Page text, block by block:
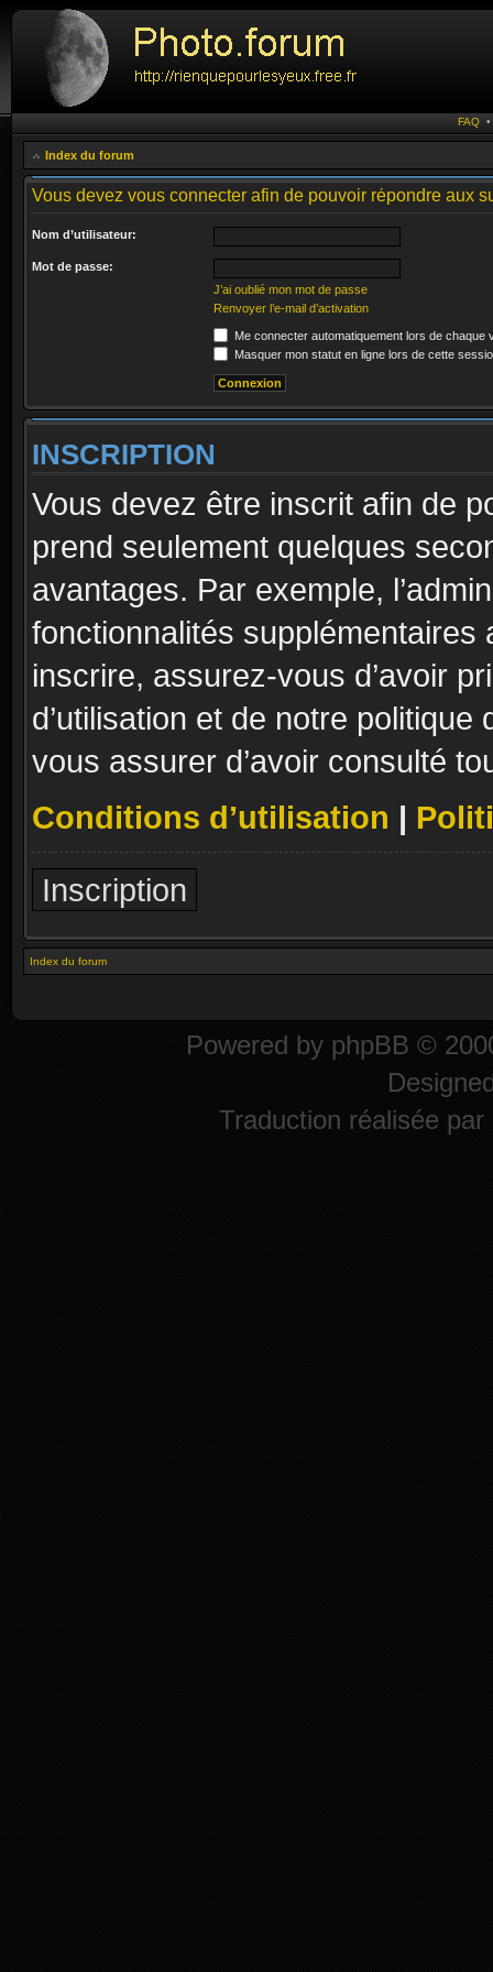
FAQ
Index du forum
Vous devez vous connecter afin de pouvoir répondre aux
Nom d’utilisateur:
Mot de passe:
J’ai oublié mon mot de passe
Renvoyer l’e-mail d’activation
Me connecter automatiquement lors de chaque
Masquer mon statut en ligne lors de cette
INSCRIPTION
Vous devez être inscrit afin de
prend seulement quelques
avantages. Par exemple,
fonctionnalités
inscrire, assurez-vous d’avoir
d’utilisation et de notre
vous assurer d’avoir consulté
Conditions d’utilisation |
Inscription
Index du forum
Powered by phpBB ©
Traduction réalisée par